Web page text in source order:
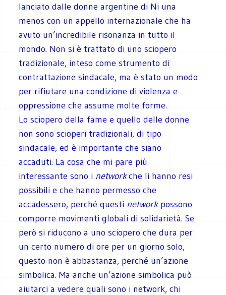
lanciato dalle donne argentine di Ni una
menos con un appello internazionale che ha
avuto un’incredibile risonanza in tutto il
mondo. Non si è trattato di uno sciopero
tradizionale, inteso come strumento di
contrattazione sindacale, ma è stato un modo
per rifiutare una condizione di violenza e
oppressione che assume molte forme.
Lo sciopero della fame e quello delle donne
non sono scioperi tradizionali, di tipo
sindacale, ed è importante che siano
accaduti. La cosa che mi pare più
interessante sono i networkche li hanno resi
possibili e che hanno permesso che
accadessero, perché questi networkpossono
comporre movimenti globali di solidarietà. Se
però si riducono a uno sciopero che dura per
un certo numero di ore per un giorno solo,
questo non è abbastanza, perché un’azione
simbolica. Ma anche un’azione simbolica può
aiutarci a vedere quali sono i network, chi